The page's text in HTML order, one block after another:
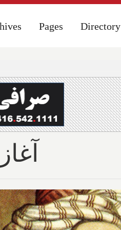
Pages Directory
Pages Directory